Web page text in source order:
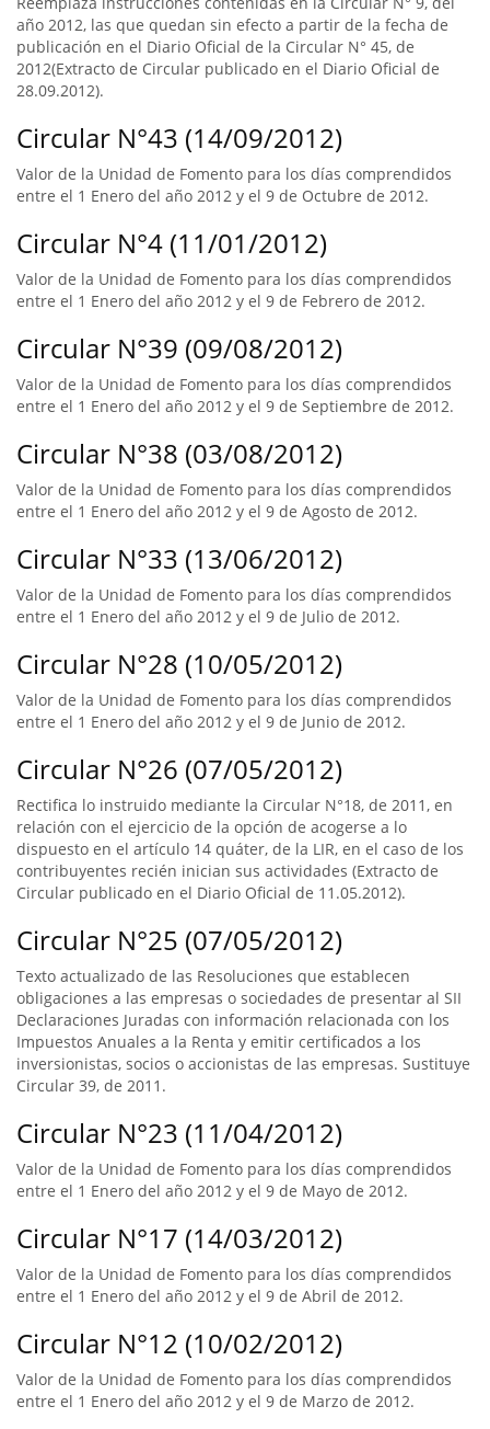
año 2012, las que quedan sin efecto a partir de la fecha de
publicación en el Diario Oficial de la Circular N° 45, de
2012(Extracto de Circular publicado en el Diario Oficial de
28.09.2012).
Circular N°43 (14/09/2012)
Valor de la Unidad de Fomento para los días comprendidos
entre el 1 Enero del año 2012 y el 9 de Octubre de 2012.
Circular N°4 (11/01/2012)
Valor de la Unidad de Fomento para los días comprendidos
entre el 1 Enero del año 2012 y el 9 de Febrero de 2012.
Circular N°39 (09/08/2012)
Valor de la Unidad de Fomento para los días comprendidos
entre el 1 Enero del año 2012 y el 9 de Septiembre de 2012.
Circular N°38 (03/08/2012)
Valor de la Unidad de Fomento para los días comprendidos
entre el 1 Enero del año 2012 y el 9 de Agosto de 2012.
Circular N°33 (13/06/2012)
Valor de la Unidad de Fomento para los días comprendidos
entre el 1 Enero del año 2012 y el 9 de Julio de 2012.
Circular N°28 (10/05/2012)
Valor de la Unidad de Fomento para los días comprendidos
entre el 1 Enero del año 2012 y el 9 de Junio de 2012.
Circular N°26 (07/05/2012)
Rectifica lo instruido mediante la Circular N°18, de 2011, en
relación con el ejercicio de la opción de acogerse a lo
dispuesto en el artículo 14 quáter, de la LIR, en el caso de los
contribuyentes recién inician sus actividades (Extracto de
Circular publicado en el Diario Oficial de 11.05.2012).
Circular N°25 (07/05/2012)
Texto actualizado de las Resoluciones que establecen
obligaciones a las empresas o sociedades de presentar al SII
Declaraciones Juradas con información relacionada con los
Impuestos Anuales a la Renta y emitir certificados a los
inversionistas, socios o accionistas de las empresas. Sustituye
Circular 39, de 2011.
Circular N°23 (11/04/2012)
Valor de la Unidad de Fomento para los días comprendidos
entre el 1 Enero del año 2012 y el 9 de Mayo de 2012.
Circular N°17 (14/03/2012)
Valor de la Unidad de Fomento para los días comprendidos
entre el 1 Enero del año 2012 y el 9 de Abril de 2012.
Circular N°12 (10/02/2012)
Valor de la Unidad de Fomento para los días comprendidos
entre el 1 Enero del año 2012 y el 9 de Marzo de 2012.